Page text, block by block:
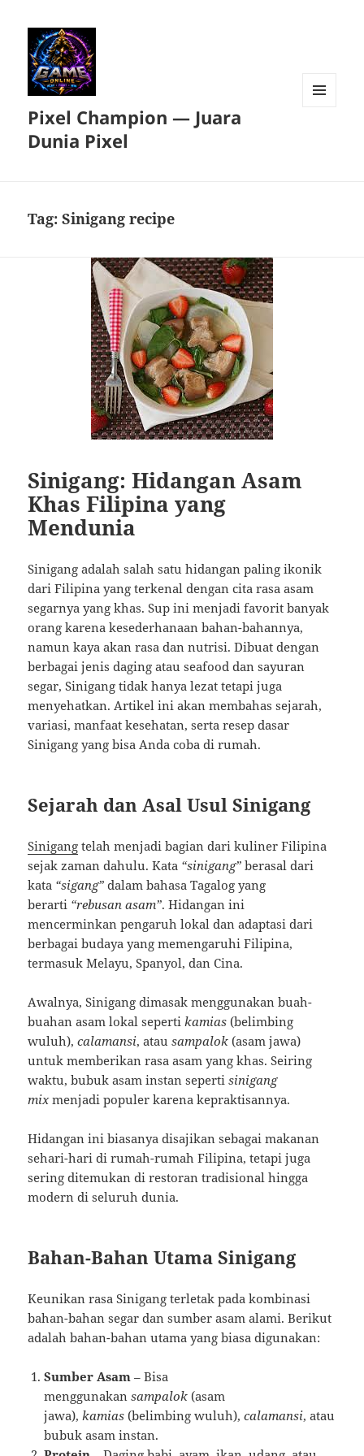
Pixel Champion — Juara
Dunia Pixel
Tag:Sinigang recipe
Sinigang: Hidangan Asam
Khas Filipina yang
Mendunia
Sinigang adalah salah satu hidangan paling ikonik
dari Filipina yang terkenal dengan cita rasa asam
segarnya yang khas. Sup ini menjadi favorit banyak
orang karena kesederhanaan bahan-bahannya,
namun kaya akan rasa dan nutrisi. Dibuat dengan
berbagai jenis daging atau seafood dan sayuran
segar, Sinigang tidak hanya lezat tetapi juga
menyehatkan. Artikel ini akan membahas sejarah,
variasi, manfaat kesehatan, serta resep dasar
Sinigang yang bisa Anda coba di rumah.
Sejarah dan Asal Usul Sinigang
Sinigang telah menjadi bagian dari kuliner Filipina
sejak zaman dahulu. Kata “sinigang” berasal dari
kata “sigang” dalam bahasa Tagalog yang
berarti “rebusan asam”. Hidangan ini
mencerminkan pengaruh lokal dan adaptasi dari
berbagai budaya yang memengaruhi Filipina,
termasuk Melayu, Spanyol, dan Cina.
Awalnya, Sinigang dimasak menggunakan buah-
buahan asam lokal seperti kamias (belimbing
wuluh),calamansi, atausampalok (asam jawa)
untuk memberikan rasa asam yang khas. Seiring
waktu, bubuk asam instan sepertisinigang
mixmenjadi populer karena kepraktisannya.
Hidangan ini biasanya disajikan sebagai makanan
sehari-hari di rumah-rumah Filipina, tetapi juga
sering ditemukan di restoran tradisional hingga
modern di seluruh dunia.
Bahan-Bahan Utama Sinigang
Keunikan rasa Sinigang terletak pada kombinasi
bahan-bahan segar dan sumber asam alami. Berikut
adalah bahan-bahan utama yang biasa digunakan:
Sumber Asam – Bisa
menggunakansampalok (asam
jawa), kamias (belimbing wuluh),calamansi, atau
bubuk asam instan.